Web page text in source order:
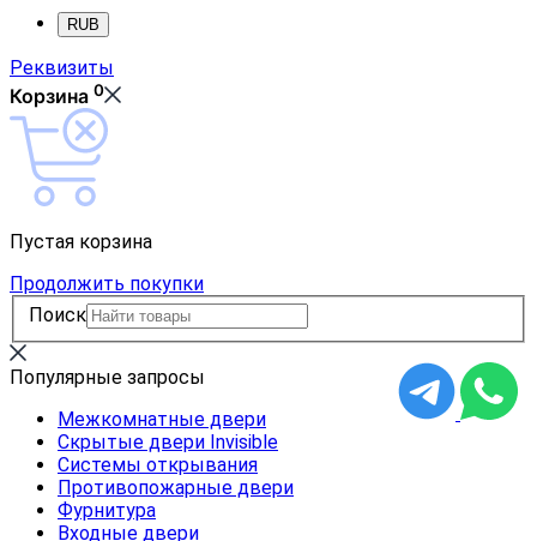
RUB
Реквизиты
Корзина 0
Пустая корзина
Продолжить покупки
Поиск
Популярные запросы
Межкомнатные двери
Скрытые двери Invisible
Системы открывания
Противопожарные двери
Фурнитура
Входные двери